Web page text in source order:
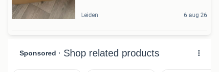
Leiden 6 aug 26